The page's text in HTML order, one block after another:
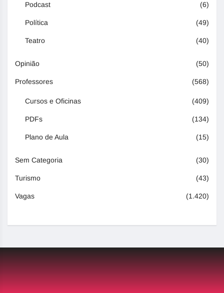
Podcast (6)
Política (49)
Teatro (40)
Opinião (50)
Professores (568)
Cursos e Oficinas (409)
PDFs (134)
Plano de Aula (15)
Sem Categoria (30)
Turismo (43)
Vagas (1.420)